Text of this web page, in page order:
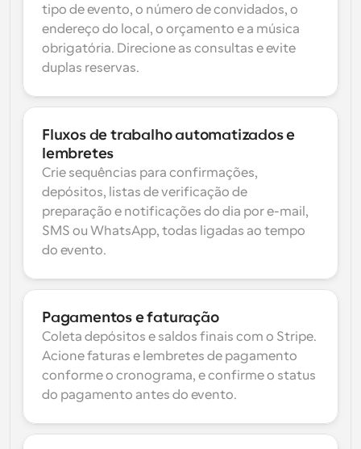
tipo de evento, o número de convidados, o
endereço do local, o orçamento e a música
obrigatória. Direcione as consultas e evite
duplas reservas.
Fluxos de trabalho automatizados e
lembretes
Crie sequências para confirmações,
depósitos, listas de verificação de
preparação e notificações do dia por e-mail,
SMS ou WhatsApp, todas ligadas ao tempo
do evento.
Pagamentos e faturação
Coleta depósitos e saldos finais com o Stripe.
Acione faturas e lembretes de pagamento
conforme o cronograma, e confirme o status
do pagamento antes do evento.